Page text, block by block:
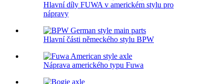
Hlavní díly FUWA v americkém stylu pro
nápravy
Hlavní části německého stylu BPW
Náprava amerického typu Fuwa